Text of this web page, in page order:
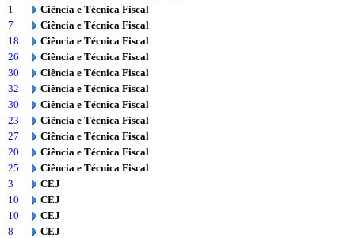
1
Ciência e Técnica Fiscal
7
Ciência e Técnica Fiscal
18
Ciência e Técnica Fiscal
26
Ciência e Técnica Fiscal
30
Ciência e Técnica Fiscal
32
Ciência e Técnica Fiscal
30
Ciência e Técnica Fiscal
23
Ciência e Técnica Fiscal
27
Ciência e Técnica Fiscal
20
Ciência e Técnica Fiscal
25
Ciência e Técnica Fiscal
3
CEJ
10
CEJ
10
CEJ
8
CEJ